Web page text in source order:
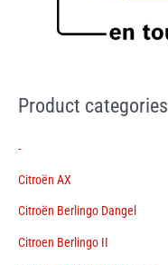
Product categories
-
Citroën AX
Citroën Berlingo Dangel
Citroen Berlingo II